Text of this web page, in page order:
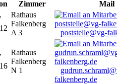
Zimmer
Mail
Rathaus
Falkenberg
A 3
poststelle@vg-
Rathaus
Falkenberg
N 1
falkenberg.de